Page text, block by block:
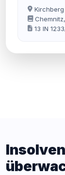
Kirchberg
13 IN